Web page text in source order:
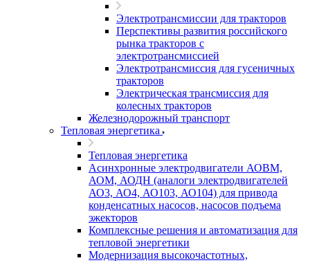
Электротрансмиссии для тракторов
Перспективы развития российского
рынка тракторов с
электротрансмиссией
Электротрансмиссия для гусеничных
тракторов
Электрическая трансмиссия для
колесных тракторов
Железнодорожный транспорт
Тепловая энергетика
Тепловая энергетика
Асинхронные электродвигатели АОВМ,
АОМ, АОДН (аналоги электродвигателей
АО3, АО4, АО103, АО104) для привода
конденсатных насосов, насосов подъема
эжекторов
Комплексные решения и автоматизация для
тепловой энергетики
Модернизация высокочастотных,